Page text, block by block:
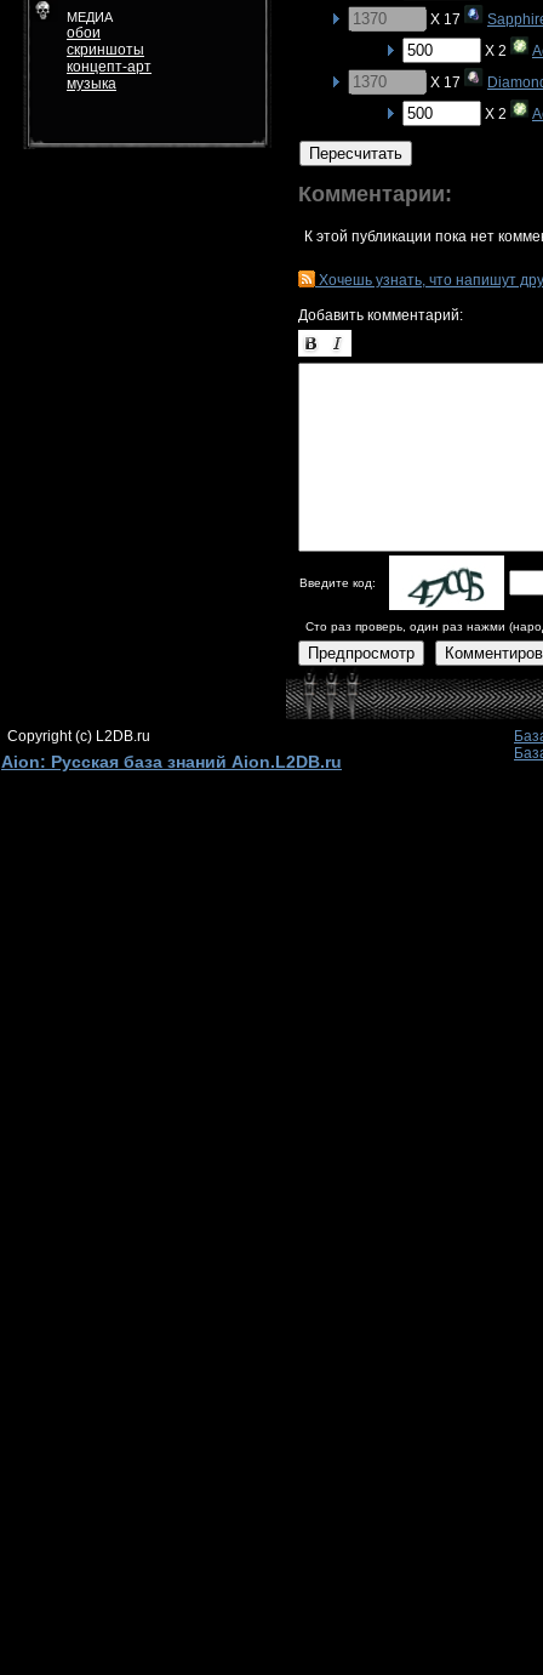
МЕДИА
обои
скриншоты
концепт-арт
музыка
X 17
X 2
X 17
X 2
Пересчитать
Комментарии:
К этой публикации пока нет
Хочешь узнать, что напишут
Добавить комментарий:
Введите код:
Сто раз проверь, один раз нажми
Предпросмотр
Copyright (c) L2DB.ru
Aion: Русская база знаний Aion.L2DB.ru